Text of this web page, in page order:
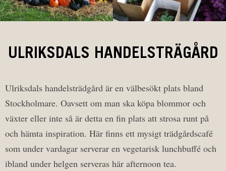
ULRIKSDALS HANDELSTRÄGÅRD
Ulriksdals handelsträdgård är en välbesökt plats bland
Stockholmare. Oavsett om man ska köpa blommor och
växter eller inte så är detta en fin plats att strosa runt på
och hämta inspiration. Här finns ett mysigt trädgårdscafé
som under vardagar serverar en vegetarisk lunchbuffé och
ibland under helgen serveras här afternoon tea.